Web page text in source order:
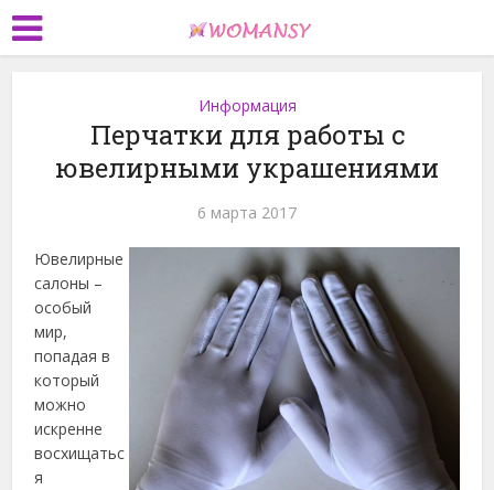
Информация
Перчатки для работы с
ювелирными украшениями
6 марта 2017
Ювелирные
салоны –
особый
мир,
попадая в
который
можно
искренне
восхищатьс
я